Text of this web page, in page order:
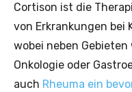
Cortison ist die
von Erkrankungen bei
wobei neben
Onkologie oder
auch Rheuma ein